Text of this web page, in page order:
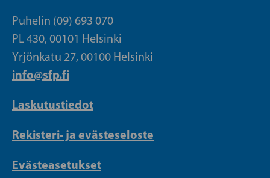
Puhelin (09) 693 070
PL 430, 00101 Helsinki
Yrjönkatu 27, 00100 Helsinki
info@sfp.fi
Laskutustiedot
Rekisteri- ja evästeseloste
Evästeasetukset